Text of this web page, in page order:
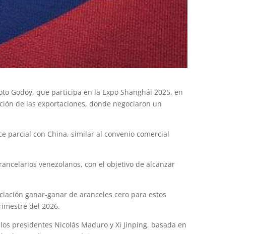
Godoy, que participa en la Expo Shanghái 2025, en
de las exportaciones, donde negociaron un
parcial con China, similar al convenio comercial
venezolanos, con el objetivo de alcanzar
ganar-ganar de aranceles cero para estos
del 2026.
presidentes Nicolás Maduro y Xi Jinping, basada en